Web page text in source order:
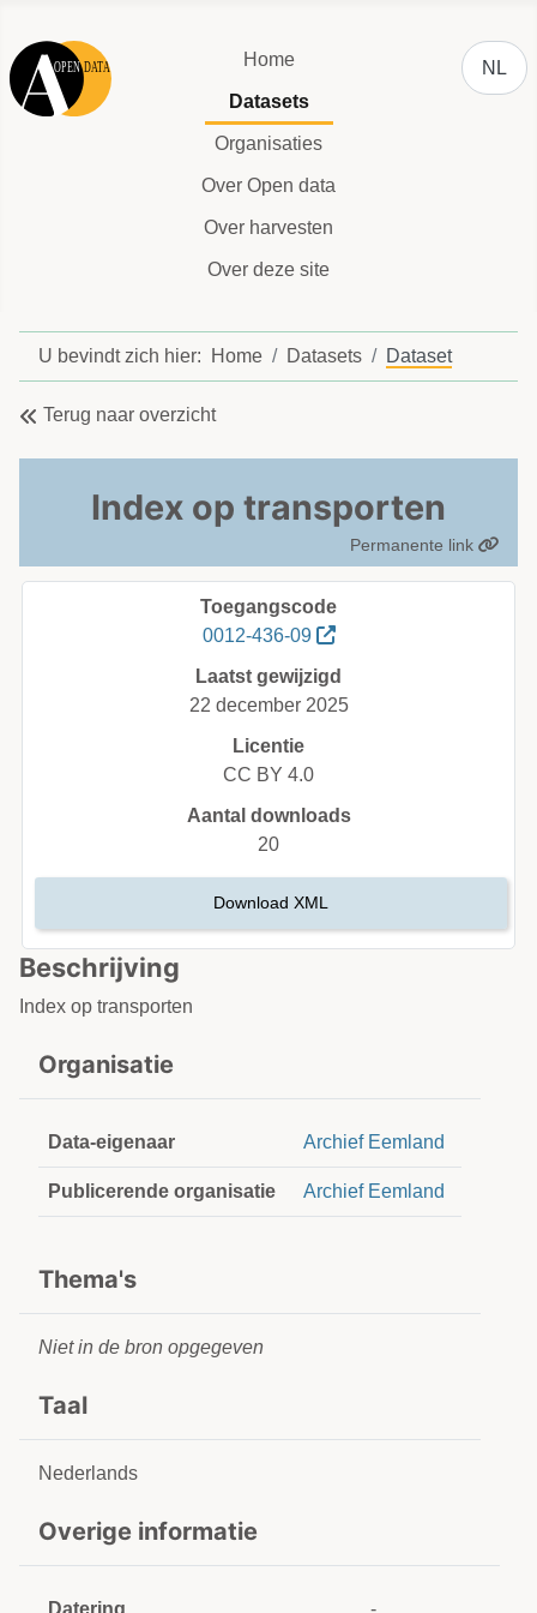
Home
Datasets
Organisaties
Over Open data
Over harvesten
Over deze site
NL
U bevindt zich hier: Home Datasets Dataset
Terug naar overzicht
Index op transporten
Permanente link
Beschrijving
Index op transporten
Organisatie
Data-eigenaar Archief Eemland
Publicerende organisatie Archief Eemland
Thema's
Niet in de bron opgegeven
Taal
Nederlands
Overige informatie
Datering -
Toegangscode
0012-436-09
Laatst gewijzigd
22 december 2025
Licentie
CC BY 4.0
Aantal downloads
20
Download XML